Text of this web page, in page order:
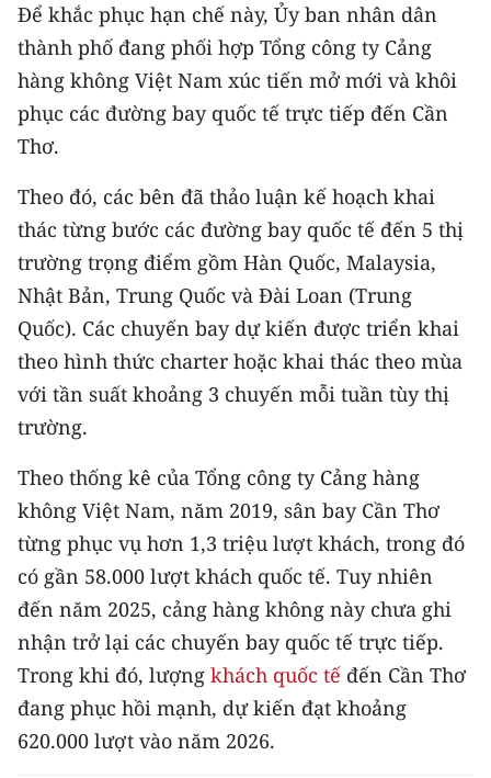
Media Kinh tế
Media Văn hóa
Media Xã hội
Media Pháp luật
Media Du lịch
Media Thế giới
Media Thể thao
Media Giáo dục
Media Y tế
Media Khoa học - Công nghệ
Media Môi trường
Ảnh
Infographic
TIN MỚI
TIN ĐỊA PHƯƠNG
Để khắc phục hạn chế này, Ủy ban nhân dân
thành phố đang phối hợp Tổng công ty Cảng
hàng không Việt Nam xúc tiến mở mới và khôi
phục các đường bay quốc tế trực tiếp đến Cần
Thơ.
Theo đó, các bên đã thảo luận kế hoạch khai
thác từng bước các đường bay quốc tế đến 5 thị
trường trọng điểm gồm Hàn Quốc, Malaysia,
Nhật Bản, Trung Quốc và Đài Loan (Trung
Quốc). Các chuyến bay dự kiến được triển khai
theo hình thức charter hoặc khai thác theo mùa
với tần suất khoảng 3 chuyến mỗi tuần tùy thị
trường.
Theo thống kê của Tổng công ty Cảng hàng
không Việt Nam, năm 2019, sân bay Cần Thơ
từng phục vụ hơn 1,3 triệu lượt khách, trong đó
có gần 58.000 lượt khách quốc tế. Tuy nhiên
đến năm 2025, cảng hàng không này chưa ghi
nhận trở lại các chuyến bay quốc tế trực tiếp.
Trong khi đó, lượng khách quốc tế đến Cần Thơ
đang phục hồi mạnh, dự kiến đạt khoảng
620.000 lượt vào năm 2026.